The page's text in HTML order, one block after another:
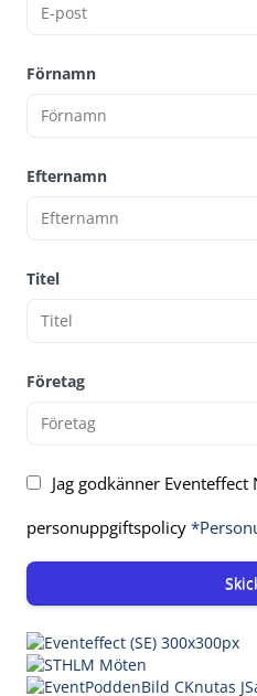
Förnamn
Efternamn
Titel
Företag
Jag godkänner Eventeffect
personuppgiftspolicy